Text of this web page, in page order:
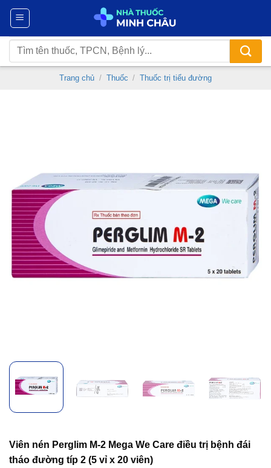
Chuyển
nội
dung
Tìm
kiếm:
Trang chủ / Thuốc / Thuốc trị tiểu đường
Viên nén Perglim M-2 Mega We Care điều trị bệnh đái
tháo đường típ 2 (5 vỉ x 20 viên)